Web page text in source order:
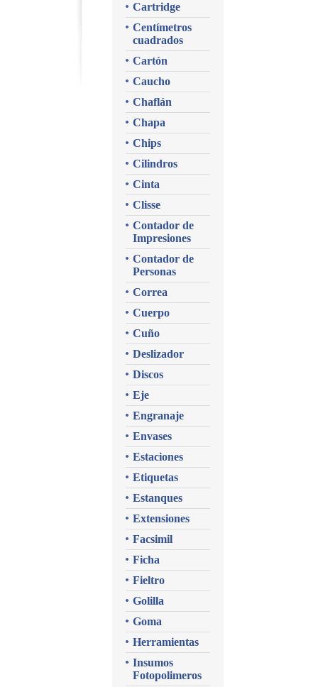
Cartridge
Centímetros
cuadrados
Cartón
Caucho
Chaflán
Chapa
Chips
Cilindros
Cinta
Clisse
Contador de
Impresiones
Contador de
Personas
Correa
Cuerpo
Cuño
Deslizador
Discos
Eje
Engranaje
Envases
Estaciones
Etiquetas
Estanques
Extensiones
Facsimil
Ficha
Fieltro
Golilla
Goma
Herramientas
Insumos
Fotopolimeros